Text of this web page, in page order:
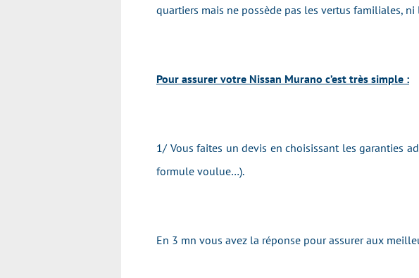
quartiers mais ne possède pas les vertus familiales,
Pour assurer votre Nissan Murano c’est très simple :
1/ Vous faites un devis en choisissant les garanties
formule voulue…).
En 3 mn vous avez la réponse pour assurer aux